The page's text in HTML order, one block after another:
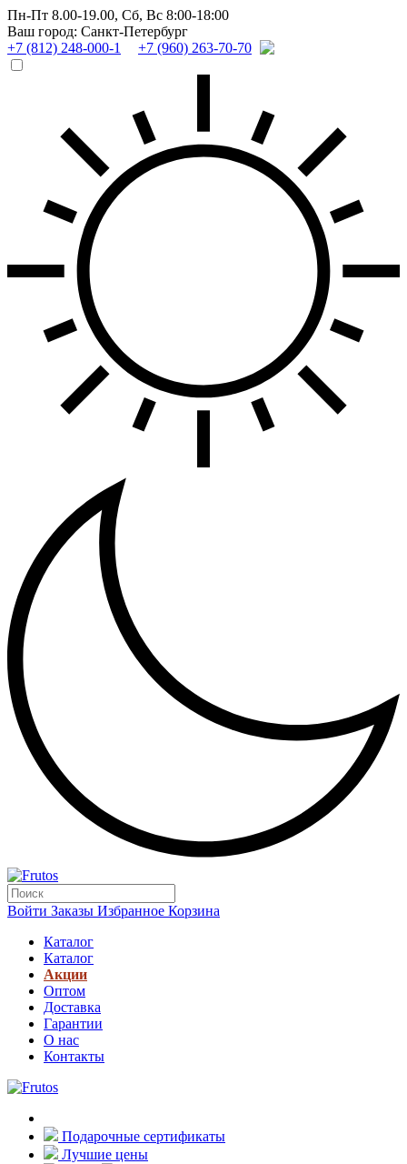
Пн-Пт 8.00-19.00, Сб, Вс 8:00-18:00
Ваш город: Санкт-Петербург
+7 (812) 248-000-1
+7 (960) 263-70-70
Войти Заказы Избранное Корзина
Каталог
Каталог
Акции
Оптом
Доставка
Гарантии
О нас
Контакты
Подарочные сертификаты
Лучшие цены